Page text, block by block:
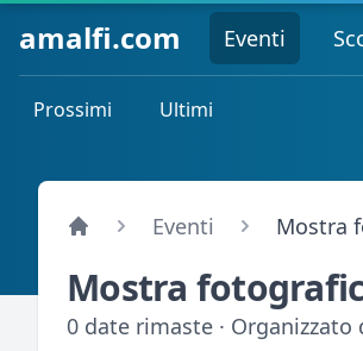
amalfi.com Eventi
Prossimi Ultimi
Eventi Mostra
Mostra
0 date rimaste · Organizzato